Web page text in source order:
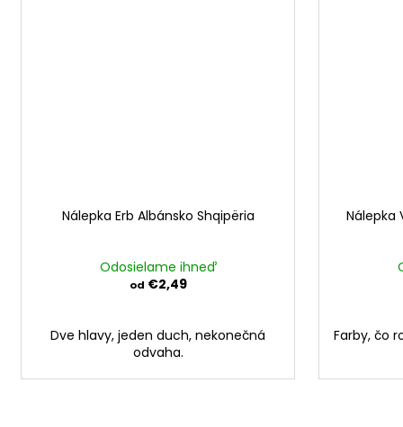
Nálepka Erb Albánsko Shqipëria
Odosielame ihneď
od €2,49
Dve hlavy, jeden duch, nekonečná
odvaha.
Nálepka
Farby, čo